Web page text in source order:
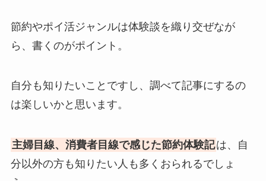
節約やポイ活ジャンルは体験談を織り交ぜなが
ら、書くのがポイント。
自分も知りたいことですし、調べて記事にするの
は楽しいかと思います。
主婦目線、消費者目線で感じた節約体験記は、自
分以外の方も知りたい人も多くおられるでしょ